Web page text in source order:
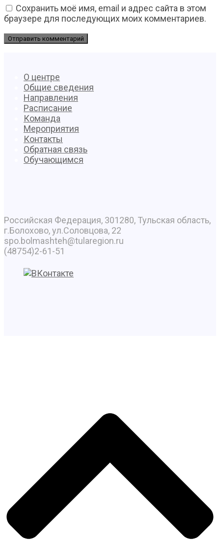
Сохранить моё имя, email и адрес сайта в этом
браузере для последующих моих комментариев.
О центре
Общие сведения
Направления
Расписание
Команда
Мероприятия
Контакты
Обратная связь
Обучающимся
Российская Федерация, 301280, Тульская область,
г.Болохово, ул.Соловцова, 22
spo.bolmashteh@tularegion.ru
(48754)2-61-51